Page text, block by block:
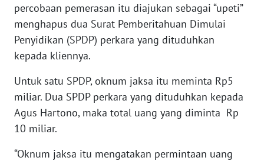
percobaan pemerasan itu diajukan sebagai “upeti”
menghapus dua Surat Pemberitahuan Dimulai
Penyidikan (SPDP) perkara yang dituduhkan
kepada kliennya.
Untuk satu SPDP, oknum jaksa itu meminta Rp5
miliar. Dua SPDP perkara yang dituduhkan kepada
Agus Hartono, maka total uang yang diminta Rp
10 miliar.
“Oknum jaksa itu mengatakan permintaan uang
WN
BINJAI
WN
WN
INDRAMAYU
KUNINGAN